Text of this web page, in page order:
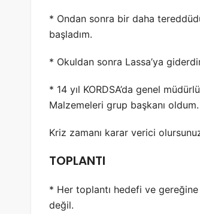
* Ondan sonra bir daha
başladım.
* Okuldan sonra Lassa’ya
* 14 yıl KORDSA’da genel
Malzemeleri grup başkanı
Kriz zamanı karar verici
TOPLANTI
* Her toplantı hedefi ve
değil.